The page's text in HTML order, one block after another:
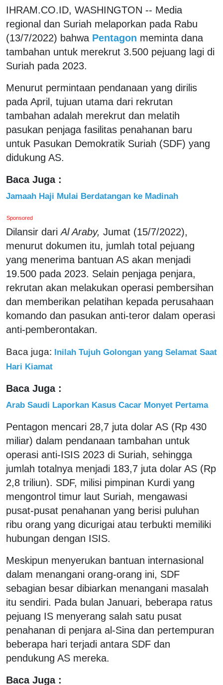
IHRAM.CO.ID, WASHINGTON -- Media
regional dan Suriah melaporkan pada Rabu
(13/7/2022) bahwa Pentagon meminta dana
tambahan untuk merekrut 3.500 pejuang lagi di
Suriah pada 2023.
Menurut permintaan pendanaan yang dirilis
pada April, tujuan utama dari rekrutan
tambahan adalah merekrut dan melatih
pasukan penjaga fasilitas penahanan baru
untuk Pasukan Demokratik Suriah (SDF) yang
didukung AS.
Baca Juga :
Jamaah Haji Mulai Berdatangan ke Madinah
Sponsored
Dilansir dariAl Araby, Jumat (15/7/2022),
menurut dokumen itu, jumlah total pejuang
yang menerima bantuan AS akan menjadi
19.500 pada 2023. Selain penjaga penjara,
rekrutan akan melakukan operasi pembersihan
dan memberikan pelatihan kepada perusahaan
komando dan pasukan anti-teror dalam operasi
anti-pemberontakan.
Baca juga: Inilah Tujuh Golongan yang Selamat Saat
Hari Kiamat
Baca Juga :
Arab Saudi Laporkan Kasus Cacar Monyet Pertama
Pentagon mencari 28,7 juta dolar AS (Rp 430
miliar) dalam pendanaan tambahan untuk
operasi anti-ISIS 2023 di Suriah, sehingga
jumlah totalnya menjadi 183,7 juta dolar AS (Rp
2,8 triliun). SDF, milisi pimpinan Kurdi yang
mengontrol timur laut Suriah, mengawasi
pusat-pusat penahanan yang berisi puluhan
ribu orang yang dicurigai atau terbukti memiliki
hubungan dengan ISIS.
Meskipun menyerukan bantuan internasional
dalam menangani orang-orang ini, SDF
sebagian besar dibiarkan menangani masalah
itu sendiri. Pada bulan Januari, beberapa ratus
pejuang IS menyerang salah satu pusat
penahanan di penjara al-Sina dan pertempuran
beberapa hari terjadi antara SDF dan
pendukung AS mereka.
Baca Juga :